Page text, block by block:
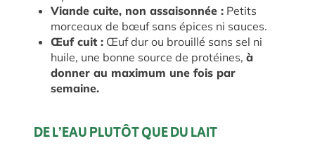
Viande cuite, non assaisonnée : Petits
morceaux de bœuf sans épices ni sauces.
Œuf cuit : Œuf dur ou brouillé sans sel ni
huile, une bonne source de protéines, à
donner au maximum une fois par
semaine.
DE L’EAU PLUTÔT QUE DU LAIT